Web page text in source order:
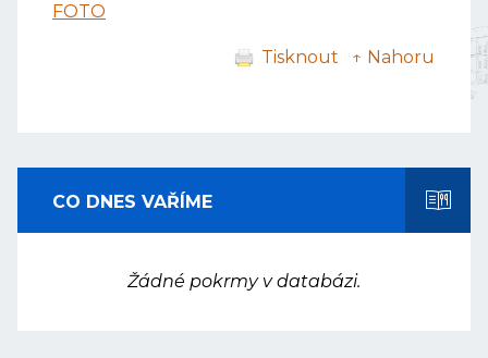
FOTO
Tisknout ↑ Nahoru
CO DNES VAŘÍME
Žádné pokrmy v databázi.